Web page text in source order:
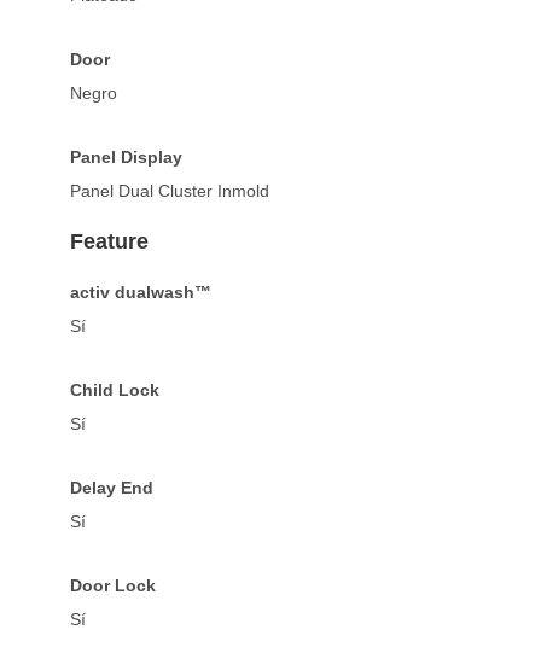
Door
Negro
Panel Display
Panel Dual Cluster Inmold
Feature
activ dualwash™
Sí
Child Lock
Sí
Delay End
Sí
Door Lock
Sí